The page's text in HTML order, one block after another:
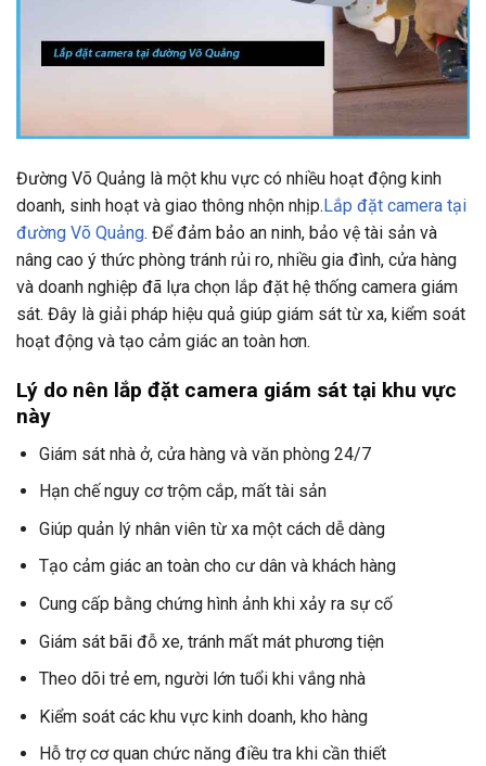
Đường Võ Quảng là một khu vực có nhiều hoạt động kinh
doanh, sinh hoạt và giao thông nhộn nhịp. Lắp đặt camera tại
đường Võ Quảng. Để đảm bảo an ninh, bảo vệ tài sản và
nâng cao ý thức phòng tránh rủi ro, nhiều gia đình, cửa hàng
và doanh nghiệp đã lựa chọn lắp đặt hệ thống camera giám
sát. Đây là giải pháp hiệu quả giúp giám sát từ xa, kiểm soát
hoạt động và tạo cảm giác an toàn hơn.
Lý do nên lắp đặt camera giám sát tại khu vực
này
Giám sát nhà ở, cửa hàng và văn phòng 24/7
Hạn chế nguy cơ trộm cắp, mất tài sản
Giúp quản lý nhân viên từ xa một cách dễ dàng
Tạo cảm giác an toàn cho cư dân và khách hàng
Cung cấp bằng chứng hình ảnh khi xảy ra sự cố
Giám sát bãi đỗ xe, tránh mất mát phương tiện
Theo dõi trẻ em, người lớn tuổi khi vắng nhà
Kiểm soát các khu vực kinh doanh, kho hàng
Hỗ trợ cơ quan chức năng điều tra khi cần thiết